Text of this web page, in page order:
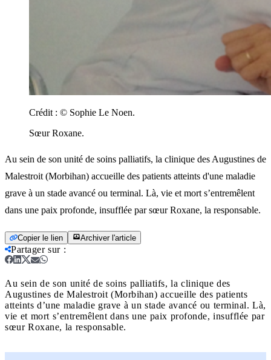
Crédit : © Sophie Le Noen.
Sœur Roxane.
Au sein de son unité de soins palliatifs, la clinique des Augustines de
Malestroit (Morbihan) accueille des patients atteints d'une maladie
grave à un stade avancé ou terminal. Là, vie et mort s’entremêlent
dans une paix profonde, insufflée par sœur Roxane, la responsable.
Copier le lien Archiver l'article
Partager sur:
Au sein de son unité de soins palliatifs, la clinique des
Augustines de Malestroit (Morbihan) accueille des patients
atteints d’une maladie grave à un stade avancé ou terminal. Là,
vie et mort s’entremêlent dans une paix profonde, insufflée par
sœur Roxane, la responsable.